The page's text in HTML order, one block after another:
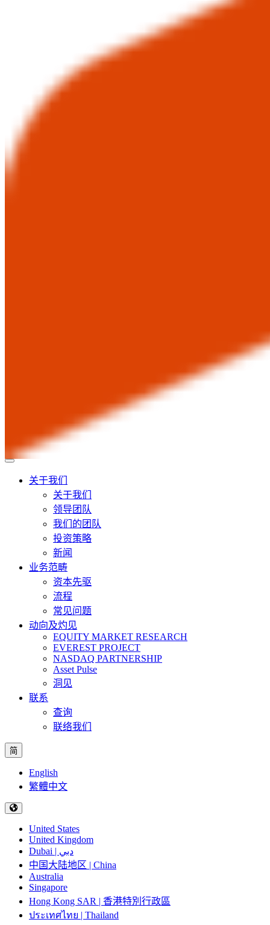
关于我们
关于我们
领导团队
我们的团队
投资策略
新闻
业务范畴
资本先驱
流程
常见问题
动向及灼见
EQUITY MARKET RESEARCH
EVEREST PROJECT
NASDAQ PARTNERSHIP
Asset Pulse
洞见
联系
查询
联络我们
简
English
繁體中文
United States
United Kingdom
Dubai | دبي
中国大陆地区 | China
Australia
Singapore
Hong Kong SAR | 香港特別行政區
ประเทศไทย | Thailand